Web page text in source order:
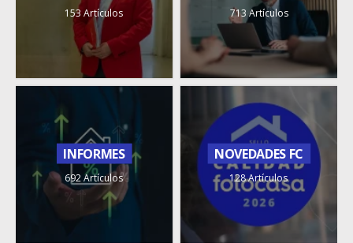
153 Artículos 713 Artículos
INFORMES
692 Artículos
NOVEDADES FC
128 Artículos